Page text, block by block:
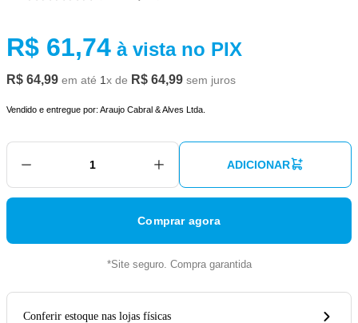
R$ 61,74 à vista no PIX
R$ 64,99 em até 1x de R$ 64,99 sem juros
Vendido e entregue por: Araujo Cabral & Alves Ltda.
ADICIONAR
Comprar agora
*Site seguro. Compra garantida
Conferir estoque nas lojas físicas
18l